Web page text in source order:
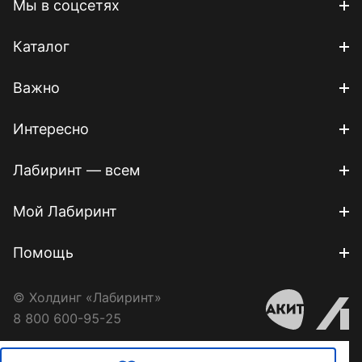
Мы в соцсетях
Каталог
Важно
Интересно
Лабиринт — всем
Мой Лабиринт
Помощь
© Холдинг «Лабиринт»
8 800 600-95-25